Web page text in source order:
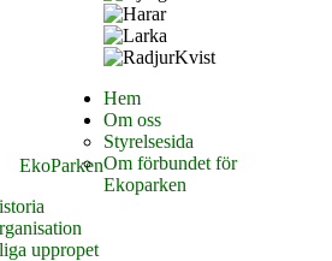
EkoParken
Hem
Om oss
Styrelsesida
Om förbundet för
Ekoparken
uppropet